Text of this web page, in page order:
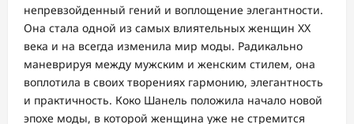
непревзойденный гений и воплощение элегантности.
Она стала одной из самых влиятельных женщин XX
века и на всегда изменила мир моды. Радикально
маневрируя между мужским и женским стилем, она
воплотила в своих творениях гармонию, элегантность
и практичность. Коко Шанель положила начало новой
эпохе моды, в которой женщина уже не стремится